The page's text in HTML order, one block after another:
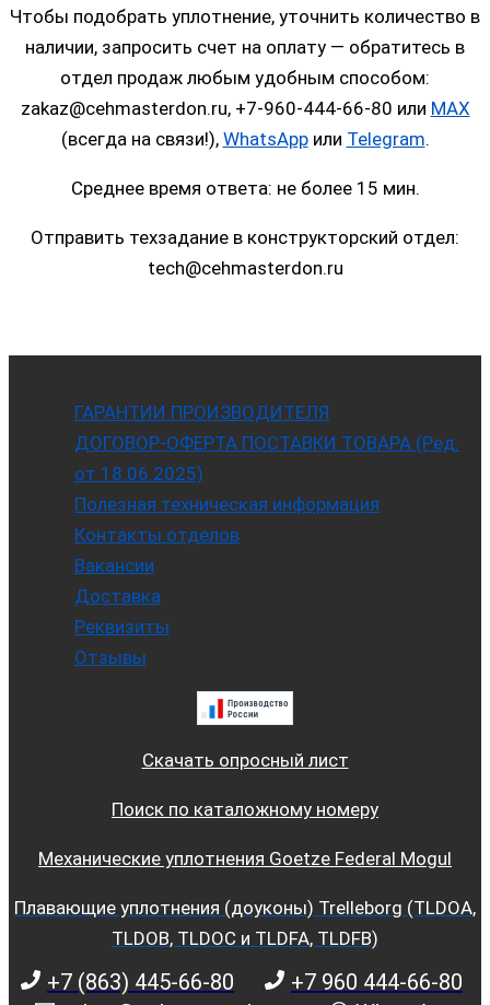
Чтобы подобрать уплотнение, уточнить количество в
наличии, запросить счет на оплату — обратитесь в
отдел продаж любым удобным способом:
zakaz@cehmasterdon.ru, +7-960-444-66-80 или MAX
(всегда на связи!), WhatsAppили Telegram.
Среднее время ответа: не более 15 мин.
Отправить техзадание в конструкторский отдел:
tech@cehmasterdon.ru
ГАРАНТИИ ПРОИЗВОДИТЕЛЯ
ДОГОВОР-ОФЕРТА ПОСТАВКИ ТОВАРА (Ред.
от 18.06.2025)
Полезная техническая информация
Контакты отделов
Вакансии
Доставка
Реквизиты
Отзывы
Скачать опросный лист
Поиск по каталожному номеру
Механические уплотнения Goetze Federal Mogul
Плавающие уплотнения (доуконы) Trelleborg (TLDOA,
TLDOB, TLDOC и TLDFA, TLDFB)
+7 (863) 445-66-80
+7 960 444-66-80